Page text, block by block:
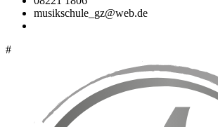
musikschule_gz@web.de
#